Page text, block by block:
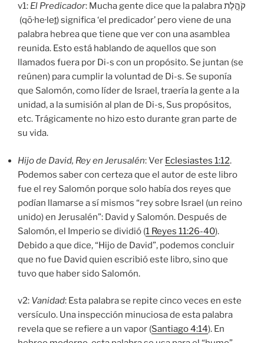
v1: El Predicador: Mucha gente dice que la palabra קֹהֶ֣לֶת
(qō·he·leṯ) significa ‘el predicador’ pero viene de una
palabra hebrea que tiene que ver con una asamblea
reunida. Esto está hablando de aquellos que son
llamados fuera por Di-s con un propósito. Se juntan (se
reúnen) para cumplir la voluntad de Di-s. Se suponía
que Salomón, como líder de Israel, traería la gente a la
unidad, a la sumisión al plan de Di-s, Sus propósitos,
etc. Trágicamente no hizo esto durante gran parte de
su vida.
Hijo de David, Rey en Jerusalén: Ver Eclesiastes 1:12.
Podemos saber con certeza que el autor de este libro
fue el rey Salomón porque solo había dos reyes que
podían llamarse a sí mismos “rey sobre Israel (un reino
unido) en Jerusalén”: David y Salomón. Después de
Salomón, el Imperio se dividió (1 Reyes 11:26-40).
Debido a que dice, “Hijo de David”, podemos concluir
que no fue David quien escribió este libro, sino que
tuvo que haber sido Salomón.
v2: Vanidad: Esta palabra se repite cinco veces en este
versículo. Una inspección minuciosa de esta palabra
revela que se refiere a un vapor (Santiago 4:14). En